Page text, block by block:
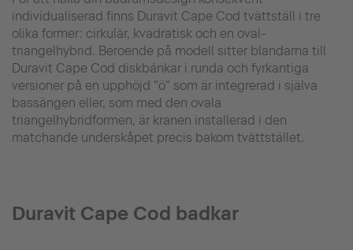
individualiserad finns Duravit Cape Cod tvättställ i tre
olika former: cirkulär, kvadratisk och en oval-
triangelhybrid. Beroende på modell sitter blandarna till
Duravit Cape Cod diskbänkar i runda och fyrkantiga
versioner på en upphöjd ”ö” som är integrerad i själva
bassängen eller, som med den ovala
triangelhybridformen, är kranen installerad i den
matchande underskåpet precis bakom tvättstället.
Duravit Cape Cod badkar